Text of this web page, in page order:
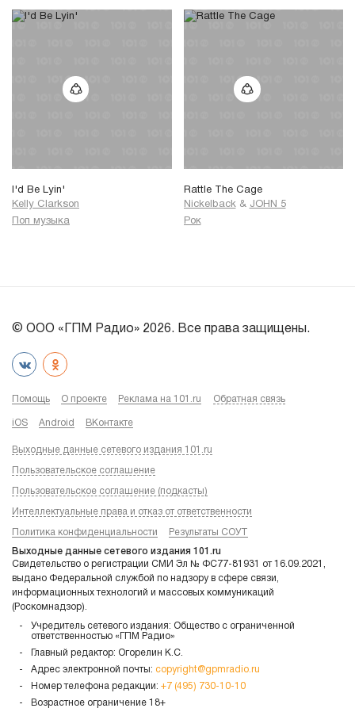
I'd Be Lyin'
Kelly Clarkson
Поп музыка
Rattle The Cage
Nickelback & JOHN 5
Рок
© ООО «ГПМ Радио» 2026. Все права защищены.
Помощь О проекте Реклама на 101.ru Обратная связь
iOS Android ВКонтакте
Выходные данные сетевого издания 101.ru
Пользовательское соглашение
Пользовательское соглашение (подкасты)
Интеллектуальные права и отказ от ответственности
Политика конфиденциальности Результаты СОУТ
Выходные данные сетевого издания 101.ru
Свидетельство о регистрации СМИ Эл № ФС77-81931 от 16.09.2021,
выдано Федеральной службой по надзору в сфере связи,
информационных технологий и массовых коммуникаций
(Роскомнадзор).
Учредитель сетевого издания: Общество с ограниченной
ответственностью «ГПМ Радио»
Главный редактор: Огорелин К.С.
Адрес электронной почты: copyright@gpmradio.ru
Номер телефона редакции: +7 (495) 730-10-10
Возрастное ограничение 18+